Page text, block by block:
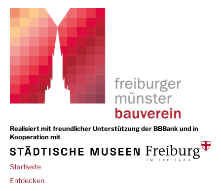
Realisiert mit freundlicher Unterstützung der BBBank und in
Kooperation mit
Main
navigation
Startseite
Entdecken